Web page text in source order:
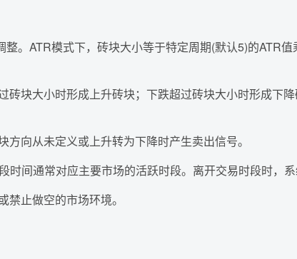
。ATR模式下，砖块大小等于特定周期(默认5)的ATR
块大小时形成上升砖块；下跌超过砖块大小时形成下
向从未定义或上升转为下降时产生卖出信号。
间通常对应主要市场的活跃时段。离开交易时段时，系
止做空的市场环境。